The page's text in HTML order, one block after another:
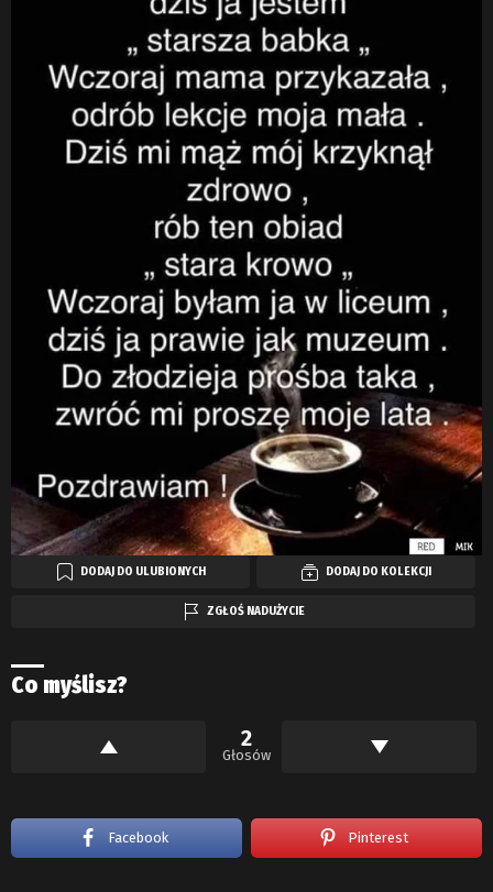
DODAJ DO ULUBIONYCH DODAJ DO KOLEKCJI
ZGŁOŚ NADUŻYCIE
Co myślisz?
2
Głosów
Facebook Pinterest